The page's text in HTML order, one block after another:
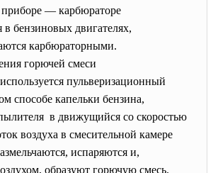
приборе — карбюраторе
бензиновых двигателях,
карбюраторными.
горючей смеси
пульверизационный
способе капельки бензина,
в движущийся со скоростью
воздуха в смесительной камере
испаряются и,
образуют горючую смесь.